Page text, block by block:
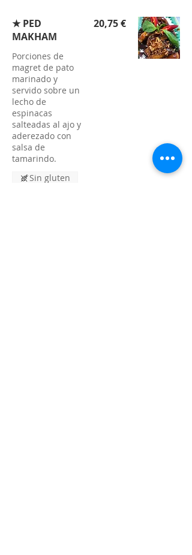
★ PED
MAKHAM
Porciones de
magret de pato
marinado y
servido sobre un
lecho de
espinacas
salteadas al ajo y
aderezado con
salsa de
tamarindo.
20,75 €
Sin gluten